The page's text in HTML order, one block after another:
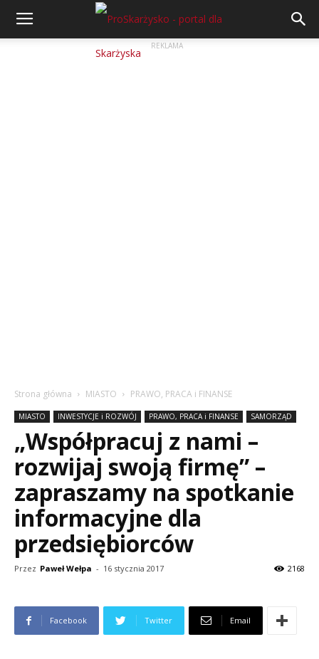
REKLAMA
Strona główna MIASTO PRAWO, PRACA i FINANSE
MIASTO INWESTYCJE i ROZWÓJ PRAWO, PRACA i FINANSE SAMORZĄD
„Współpracuj z nami –
rozwijaj swoją firmę” –
zapraszamy na spotkanie
informacyjne dla
przedsiębiorców
Przez Paweł Wełpa - 16 stycznia 2017 2168
Facebook Twitter Email